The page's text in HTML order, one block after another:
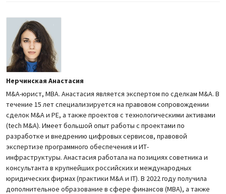
Нерчинская Анастасия
M&A-юрист, MBA. Анастасия является экспертом по сделкам M&A. В
течение 15 лет специализируется на правовом сопровождении
сделок M&A и PE, а также проектов с технологическими активами
(tech M&A). Имеет большой опыт работы с проектами по
разработке и внедрению цифровых сервисов, правовой
экспертизе программного обеспечения и ИТ-
инфраструктуры. Анастасия работала на позициях советника и
консультанта в крупнейших российских и международных
юридических фирмах (практики M&A и IT). В 2022 году получила
дополнительное образование в сфере финансов (MBA), а также